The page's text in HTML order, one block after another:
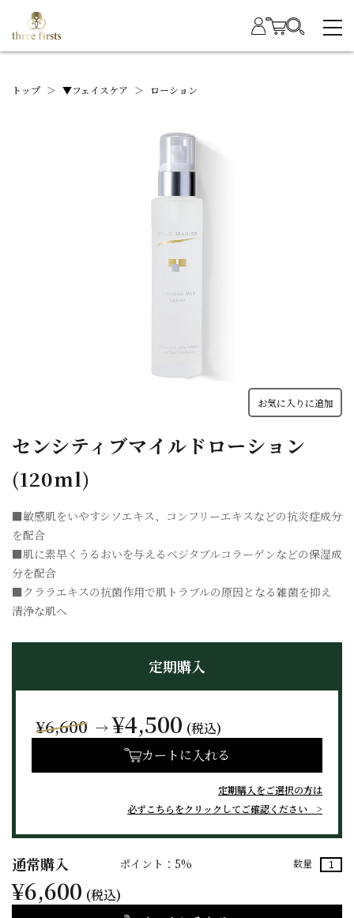
トップ ＞ ▼フェイスケア ＞ ローション
お気に入りに追加
センシティブマイルドローション
(120ml)
■敏感肌をいやすシソエキス、コンフリーエキスなどの抗炎症成分
を配合
■肌に素早くうるおいを与えるベジタブルコラーゲンなどの保湿成
分を配合
■クララエキスの抗菌作用で肌トラブルの原因となる雑菌を抑え
清浄な肌へ
定期購入
¥6,600 → ¥4,500 (税込)
カートに入れる
定期購入をご選択の方は
必ずこちらをクリックしてご確認ください
通常購入 ポイント：5% 数量
¥6,600 (税込)